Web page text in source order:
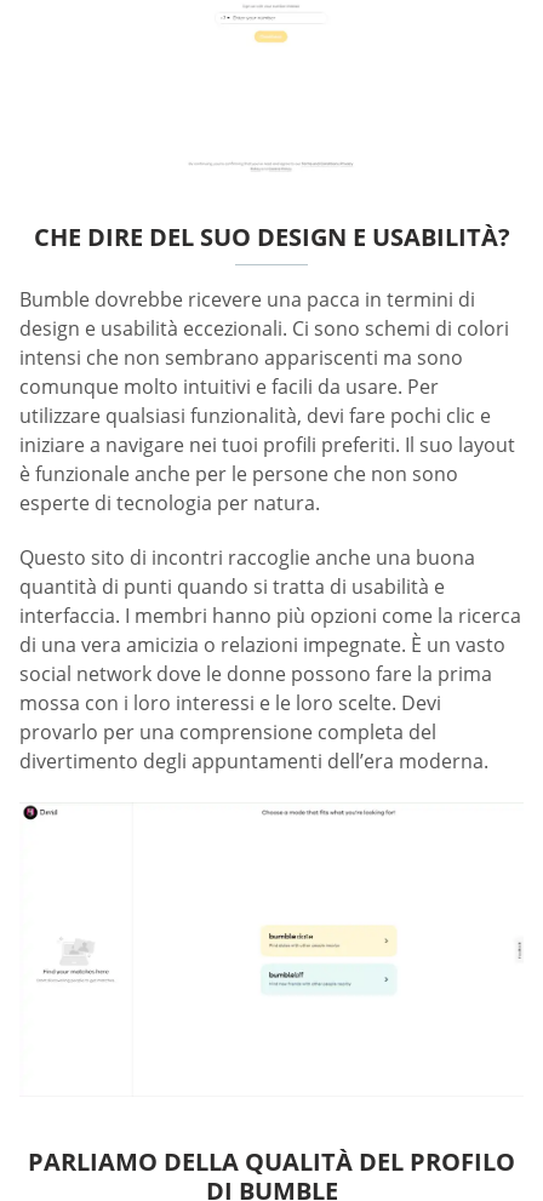
CHE DIRE DEL SUO DESIGN E USABILITÀ?
Bumble dovrebbe ricevere una pacca in termini di
design e usabilità eccezionali. Ci sono schemi di colori
intensi che non sembrano appariscenti ma sono
comunque molto intuitivi e facili da usare. Per
utilizzare qualsiasi funzionalità, devi fare pochi clic e
iniziare a navigare nei tuoi profili preferiti. Il suo layout
è funzionale anche per le persone che non sono
esperte di tecnologia per natura.
Questo sito di incontri raccoglie anche una buona
quantità di punti quando si tratta di usabilità e
interfaccia. I membri hanno più opzioni come la ricerca
di una vera amicizia o relazioni impegnate. È un vasto
social network dove le donne possono fare la prima
mossa con i loro interessi e le loro scelte. Devi
provarlo per una comprensione completa del
divertimento degli appuntamenti dell’era moderna.
PARLIAMO DELLA QUALITÀ DEL PROFILO
DI BUMBLE